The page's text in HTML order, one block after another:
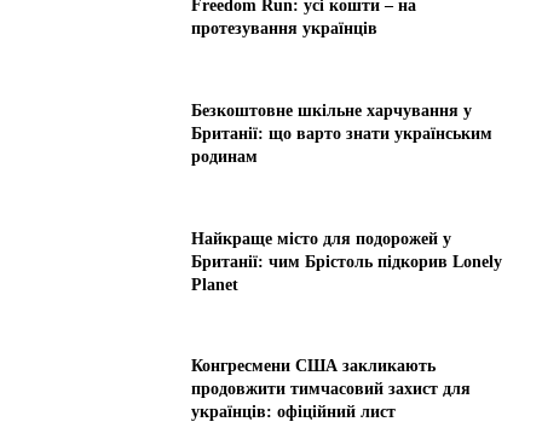
Freedom Run: усі кошти – на
протезування українців
Безкоштовне шкільне харчування у
Британії: що варто знати українським
родинам
Найкраще місто для подорожей у
Британії: чим Брістоль підкорив Lonely
Planet
Конгресмени США закликають
продовжити тимчасовий захист для
українців: офіційний лист